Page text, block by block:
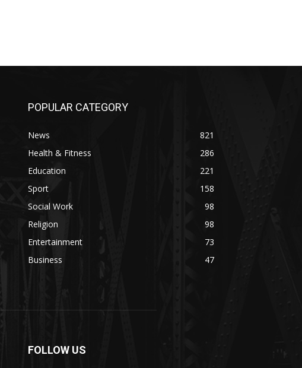
POPULAR CATEGORY
News
821
Health & Fitness
286
Education
221
Sport
158
Social Work
98
Religion
98
Entertainment
73
Business
47
FOLLOW US